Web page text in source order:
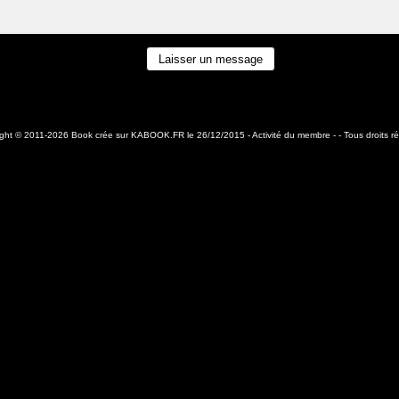
© 2011-2026 Book crée surKABOOK.FR le 26/12/2015 -Activité du membre - - Tous droits